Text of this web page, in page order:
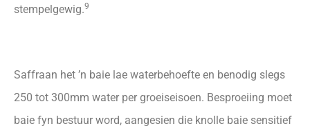
stempelgewig.9
Saffraan het ’n baie lae waterbehoefte en benodig slegs
250 tot 300mm water per groeiseisoen. Besproeiing moet
baie fyn bestuur word, aangesien die knolle baie sensitief